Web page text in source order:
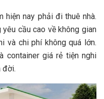
hiện nay phải đi thuê nhà.
cầu cao về không gian
và chi phí không quá lớn.
container giá rẻ tiện nghi
đời.